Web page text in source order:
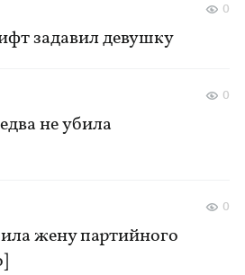
задавил девушку
0
не убила
0
жену партийного
0